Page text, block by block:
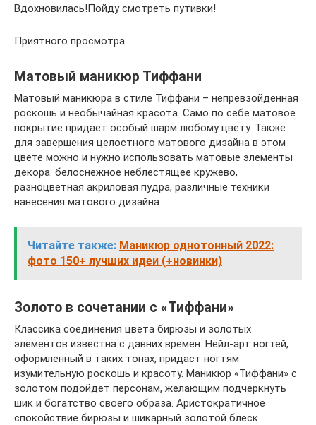
Вдохновилась!Пойду смотреть путивки!
Приятного просмотра.
Матовый маникюр Тиффани
Матовый маникюра в стиле Тиффани – непревзойденная
роскошь и необычайная красота. Само по себе матовое
покрытие придает особый шарм любому цвету. Также
для завершения целостного матового дизайна в этом
цвете можно и нужно использовать матовые элементы
декора: белоснежное неблестящее кружево,
разноцветная акриловая пудра, различные техники
нанесения матового дизайна.
Читайте также: Маникюр однотонный 2022:
фото 150+ лучших идеи (+новинки)
Золото в сочетании с «Тиффани»
Классика соединения цвета бирюзы и золотых
элементов известна с давних времен. Нейл-арт ногтей,
оформленный в таких тонах, придаст ногтям
изумительную роскошь и красоту. Маникюр «Тиффани» с
золотом подойдет персонам, желающим подчеркнуть
шик и богатство своего образа. Аристократичное
спокойствие бирюзы и шикарный золотой блеск